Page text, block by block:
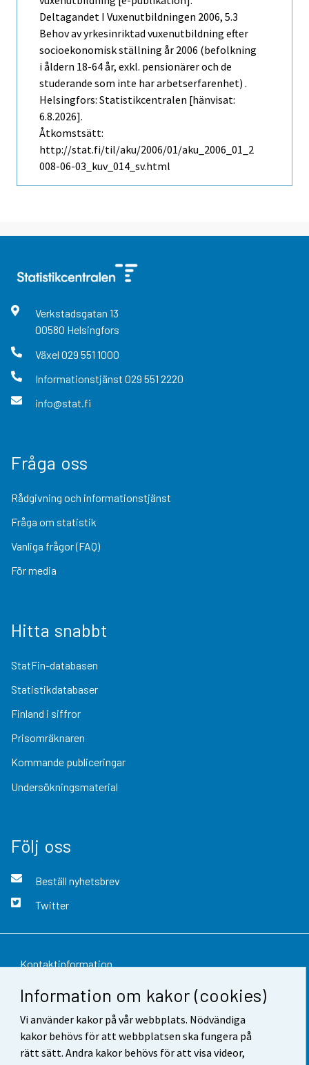
Information om kakor (cookies)
Vi använder kakor på vår webbplats. Nödvändiga
kakor behövs för att webbplatsen ska fungera på
rätt sätt. Andra kakor behövs för att visa videor,
Deltagandet I Vuxenutbildningen 2006, 5.3
Behov av yrkesinriktad vuxenutbildning efter
socioekonomisk ställning år 2006 (befolkning
i åldern 18-64 år, exkl. pensionärer och de
studerande som inte har arbetserfarenhet) .
Helsingfors: Statistikcentralen [hänvisat:
6.8.2026].
Åtkomstsätt:
http://stat.fi/til/aku/2006/01/aku_2006_01_2
008-06-03_kuv_014_sv.html
Verkstadsgatan 13
00580 Helsingfors
Växel 029 551 1000
Informationstjänst 029 551 2220
info@stat.fi
Fråga oss
Rådgivning och informationstjänst
Fråga om statistik
Vanliga frågor (FAQ)
För media
Hitta snabbt
StatFin-databasen
Statistikdatabaser
Finland i siffror
Prisomräknaren
Kommande publiceringar
Undersökningsmaterial
Följ oss
Beställ nyhetsbrev
Twitter
Kontaktinformation
Respons
Användarvillkor
Dataskydd